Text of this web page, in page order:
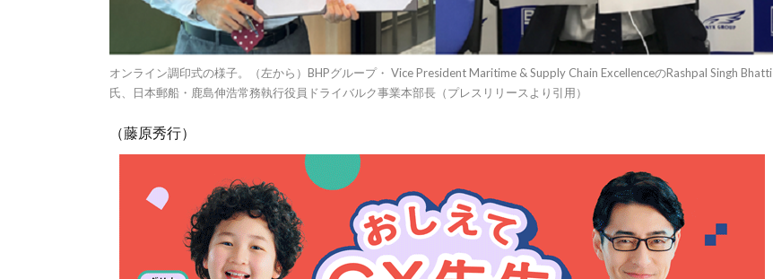
オンライン調印式の様子。（左から）BHPグループ・ Vice President Maritime & Supply Chain ExcellenceのRashpal Singh Bhatti
氏、日本郵船・鹿島伸浩常務執行役員ドライバルク事業本部長（プレスリリースより引用）
（藤原秀行）